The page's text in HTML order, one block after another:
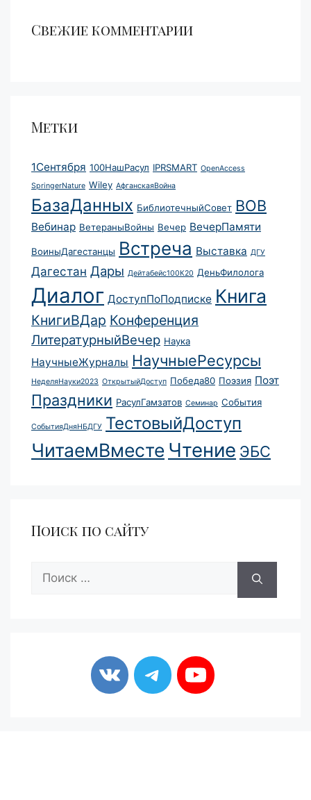
Свежие комментарии
Метки
1Сентября 100НашРасул IPRSMART OpenAccess
SpringerNature Wiley АфганскаяВойна
БазаДанных БиблиотечныйСовет ВОВ
Вебинар ВетераныВойны Вечер ВечерПамяти
ВоиныДагестанцы Встреча Выставка ДГУ
Дагестан Дары Дейтабейс100К20 ДеньФилолога
Диалог ДоступПоПодписке Книга
КнигиВДар Конференция
ЛитературныйВечер Наука
НаучныеЖурналы НаучныеРесурсы
НеделяНауки2023 ОткрытыйДоступ Победа80 Поэзия Поэт
Праздники РасулГамзатов Семинар События
СобытияДняНБДГУ ТестовыйДоступ
ЧитаемВместе Чтение ЭБС
Поиск по сайту